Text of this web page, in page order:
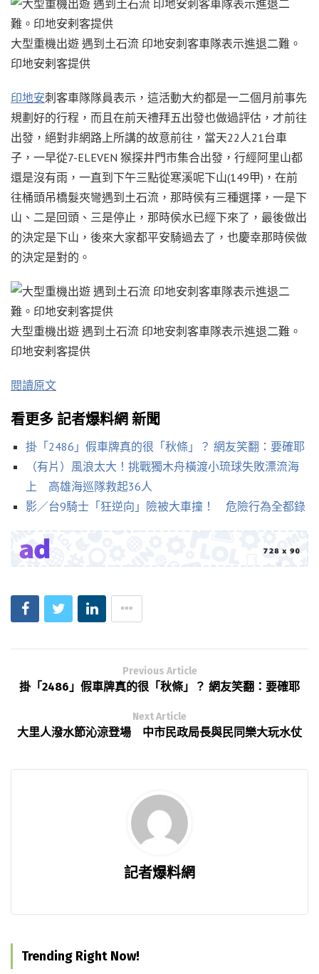
大型重機出遊 遇到土石流 印地安刺客車隊表示進退二難。
印地安剌客提供
印地安刺客車隊隊員表示，這活動大約都是一二個月前事先
規劃好的行程，而且在前天禮拜五出發也做過評估，才前往
出發，絕對非網路上所講的故意前往，當天22人21台車
子，一早從7-ELEVEN 猴探井門市集合出發，行經阿里山都
還是沒有雨，一直到下午三點從寒溪呢下山(149甲)，在前
往桶頭吊橋髮夾彎遇到土石流，那時侯有三種選擇，一是下
山、二是回頭、三是停止，那時侯水已經下來了，最後做出
的決定是下山，後來大家都平安騎過去了，也慶幸那時侯做
的決定是對的。
大型重機出遊 遇到土石流 印地安刺客車隊表示進退二難。
印地安剌客提供
閱讀原文
看更多 記者爆料網 新聞
掛「2486」假車牌真的很「秋條」？ 網友笑翻：要確耶
（有片）風浪太大！挑戰獨木舟橫渡小琉球失敗漂流海
上 高雄海巡隊救起36人
影／台9騎士「狂逆向」險被大車撞！ 危險行為全都錄
Previous Article
掛「2486」假車牌真的很「秋條」？ 網友笑翻：要確耶
Next Article
大里人潑水節沁涼登場 中市民政局長與民同樂大玩水仗
記者爆料網
Trending Right Now!